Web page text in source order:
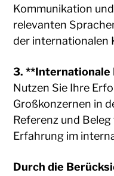
Kommunikation
relevanten
der internationalen
3. **Internationale
Nutzen Sie Ihre
Großkonzernen in
Referenz und
Erfahrung im
Durch die